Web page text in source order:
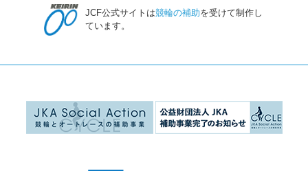
JCF公式サイトは競輪の補助を受けて制作し
ています。